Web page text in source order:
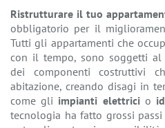
Ristrutturare il tuo
obbligatorio per il
Tutti gli appartamenti che
con il tempo, sono soggetti al
dei componenti costruttivi
abitazione, creando disagi in
come gli impianti elettricio
tecnologia ha fatto grossi